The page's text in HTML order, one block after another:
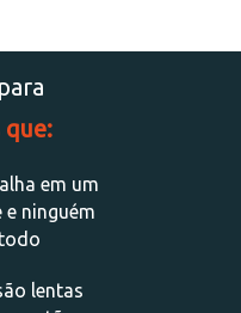
que:
em um
ninguém
lentas